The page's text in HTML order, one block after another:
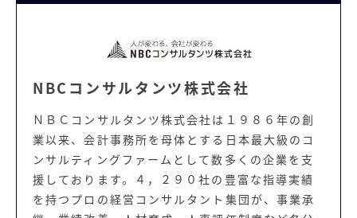
NBCコンサルタンツ株式会社
ＮＢＣコンサルタンツ株式会社は１９８６年の創
業以来、会計事務所を母体とする日本最大級のコ
ンサルティングファームとして数多くの企業を支
援しております。４，２９０社の豊富な指導実績
を持つプロの経営コンサルタント集団が、事業承